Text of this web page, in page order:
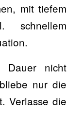
mit tiefem
schnellem
nicht
nur die
Verlasse die